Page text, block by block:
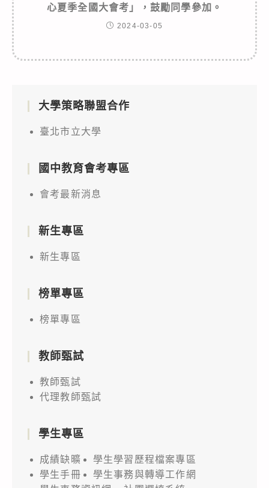
心夏季全國大會考」，鼓勵同學參加。
2024-03-05
大學策略聯盟合作
臺北市立大學
國中教育會考專區
會考最新消息
新生專區
新生專區
榜單專區
榜單專區
教師甄試
教師甄試
代理教師甄試
學生專區
成績缺曠
學生學習歷程檔案專區
學生手冊
學生事務與轉導工作網